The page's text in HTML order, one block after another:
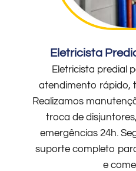
Eletricista
Eletricista predial
atendimento rápido,
Realizamos
troca de
emergências 24h.
suporte completo
e